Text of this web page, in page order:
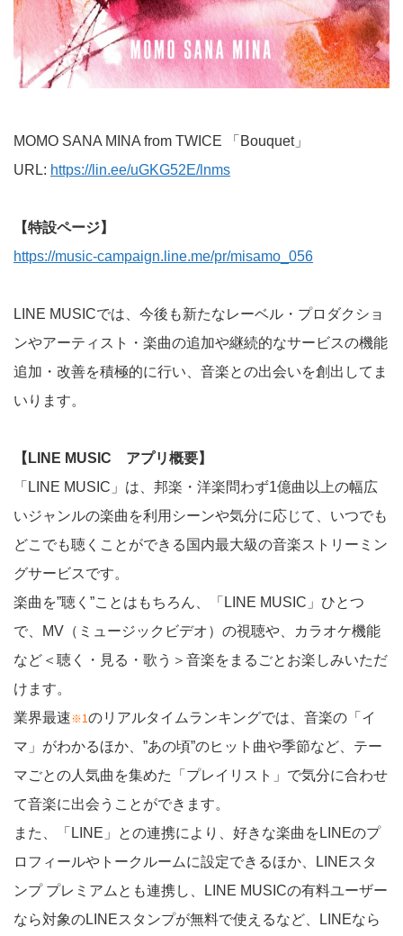
MOMO SANA MINA from TWICE 「Bouquet」
URL: https://lin.ee/uGKG52E/lnms
【特設ページ】
https://music-campaign.line.me/pr/misamo_056
LINE MUSICでは、今後も新たなレーベル・プロダクショ
ンやアーティスト・楽曲の追加や継続的なサービスの機能
追加・改善を積極的に行い、音楽との出会いを創出してま
いります。
【LINE MUSIC アプリ概要】
「LINE MUSIC」は、邦楽・洋楽問わず1億曲以上の幅広
いジャンルの楽曲を利用シーンや気分に応じて、いつでも
どこでも聴くことができる国内最大級の音楽ストリーミン
グサービスです。
楽曲を”聴く”ことはもちろん、「LINE MUSIC」ひとつ
で、MV（ミュージックビデオ）の視聴や、カラオケ機能
など＜聴く・見る・歌う＞音楽をまるごとお楽しみいただ
けます。
業界最速※1のリアルタイムランキングでは、音楽の「イ
マ」がわかるほか、”あの頃”のヒット曲や季節など、テー
マごとの人気曲を集めた「プレイリスト」で気分に合わせ
て音楽に出会うことができます。
また、「LINE」との連携により、好きな楽曲をLINEのプ
ロフィールやトークルームに設定できるほか、LINEスタ
ンプ プレミアムとも連携し、LINE MUSICの有料ユーザー
なら対象のLINEスタンプが無料で使えるなど、LINEなら